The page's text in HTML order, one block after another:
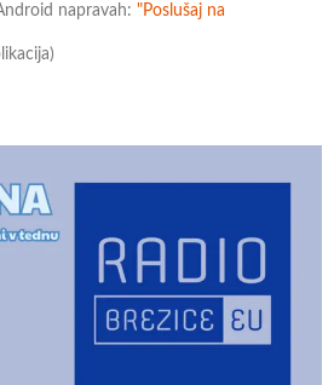
napravah:"Poslušaj na